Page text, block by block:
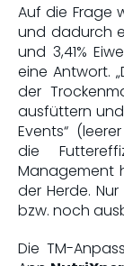
Auf die Frage
und dadurch
und 3,41%
eine Antwort.
der
ausfüttern
Events“
die
Management
der Herde.
bzw. noch
Die TM-